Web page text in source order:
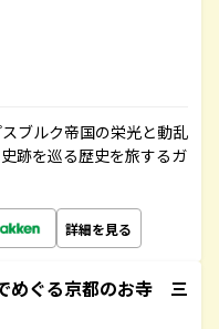
ブルク帝国の栄光と動乱
跡を巡る歴史を旅するガ
詳細を見る
めぐる京都のお寺 三